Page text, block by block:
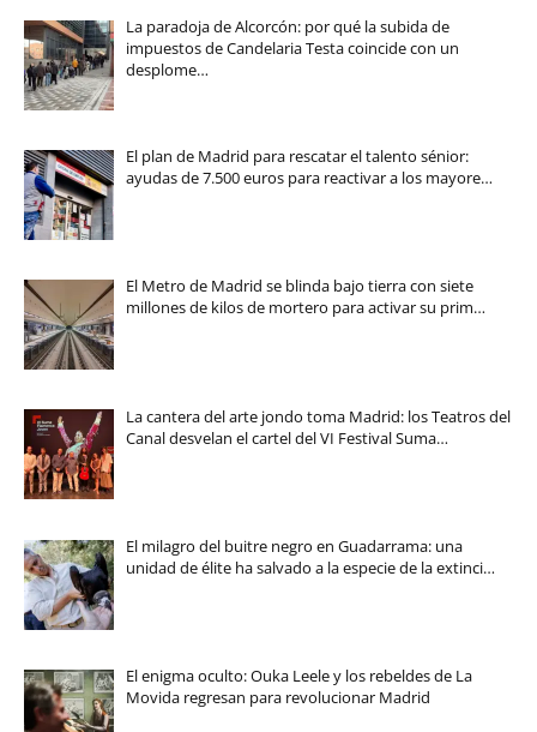
La paradoja de Alcorcón: por qué la subida de
impuestos de Candelaria Testa coincide con un
desplome…
El plan de Madrid para rescatar el talento sénior:
ayudas de 7.500 euros para reactivar a los mayore…
El Metro de Madrid se blinda bajo tierra con siete
millones de kilos de mortero para activar su prim…
La cantera del arte jondo toma Madrid: los Teatros del
Canal desvelan el cartel del VI Festival Suma…
El milagro del buitre negro en Guadarrama: una
unidad de élite ha salvado a la especie de la extinci…
El enigma oculto: Ouka Leele y los rebeldes de La
Movida regresan para revolucionar Madrid